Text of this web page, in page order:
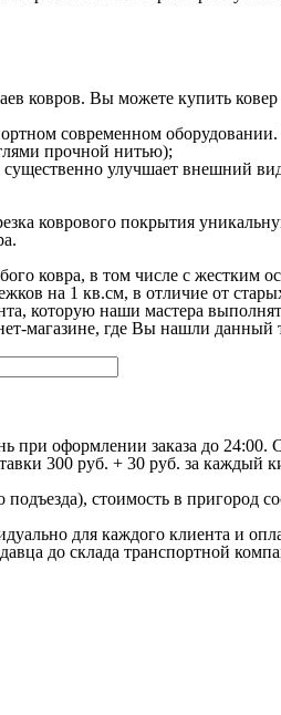
ковров. Вы можете купить
современном оборудовании.
прочной нитью);
улучшает внешний
коврового покрытия
ковра, в том числе с
на 1 кв.см, в отличие от
которую наши мастера
магазине, где Вы нашли
при оформлении заказа до
300 руб. + 30 руб. за каждый
стоимость в пригород
для каждого клиента и
до склада транспортной